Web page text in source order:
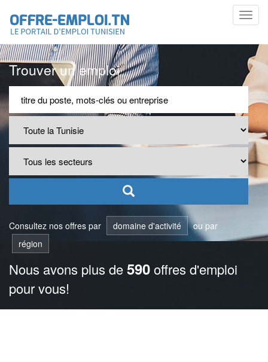
Trouver un emploi
Consultez nos offres par domaine d'activité
ou par
région
Nous avons plus de590offres d'emploi
pour vous!